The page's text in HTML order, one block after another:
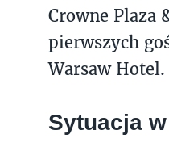
Crowne Plaza
pierwszych
Warsaw Hotel.
Sytuacja